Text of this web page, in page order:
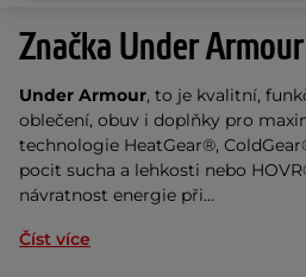
Značka Under Armour
Under Armour, to je kvalitní,
oblečení, obuv i doplňky pro
technologie HeatGear®,
pocit sucha a lehkosti nebo
návratnost energie při...
Číst více